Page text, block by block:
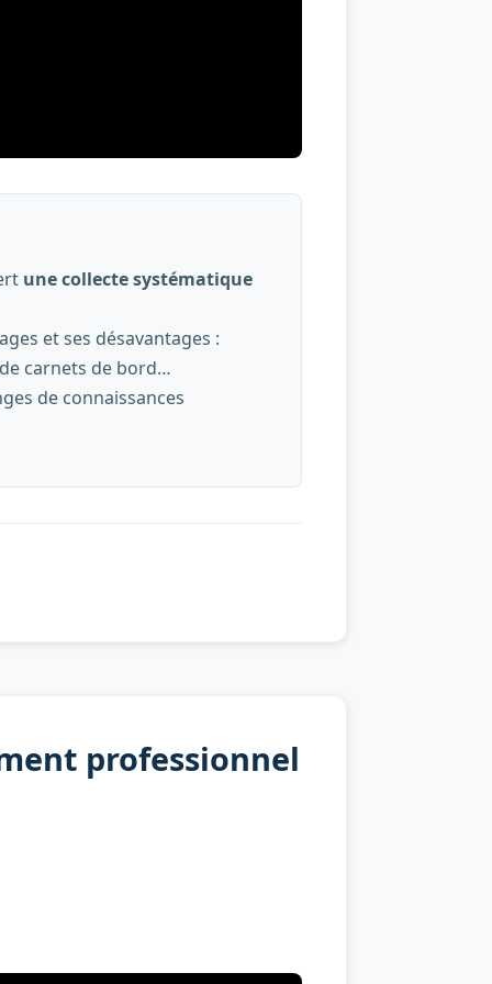
une collecte systématique
et ses désavantages :
carnets de bord…
de connaissances
professionnel